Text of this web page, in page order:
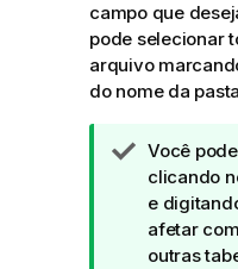
campo que
pode selecionar
arquivo
do nome da
N
o
t
a
d
Você
clicando
e
afetar
outras